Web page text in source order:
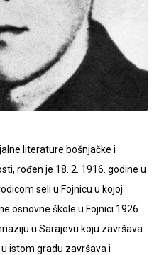
literature bošnjačke i
rođen je 18. 2. 1916. godine u
seli u Fojnicu u kojoj
osnovne škole u Fojnici 1926.
u Sarajevu koju završava
istom gradu završava i